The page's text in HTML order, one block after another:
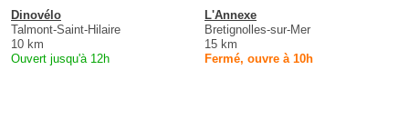
Dinovélo
Talmont-Saint-Hilaire
10 km
Ouvert jusqu'à 12h
L'Annexe
Bretignolles-sur-Mer
15 km
Fermé, ouvre à 10h